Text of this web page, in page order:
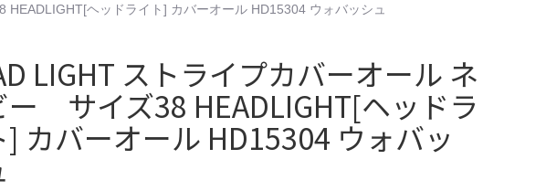
ヘッドライト] カバーオール HD15304 ウォバッシュ
LIGHT ストライプカバーオール ネ
ー サイズ38 HEADLIGHT[ヘッドラ
] カバーオール HD15304 ウォバッ